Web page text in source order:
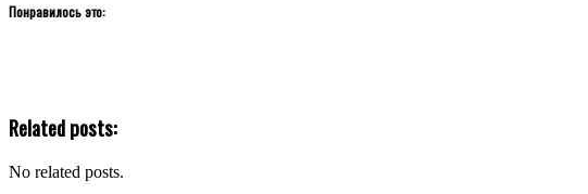
Понравилось это:
Related posts:
No related posts.